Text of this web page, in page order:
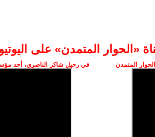
‫«الحوار المتمدن» على
المتمدن في رحيل شاكر الناصري، أحد